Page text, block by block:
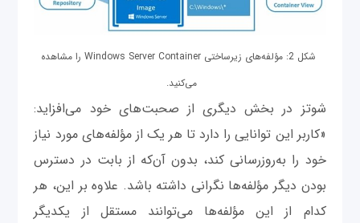
شکل 2: مؤلفه‌های زیرساختی Windows Server Container را مشاهده
می‌کنید.
شوتز در بخش دیگری از صحبت‌های خود می‌افزاید:
«کاربر این ‌توانایی را دارد تا هر یک از مؤلفه‌های مورد نیاز
خود را به‌روزرسانی کند، بدون آن‌که از بابت در دسترس
بودن دیگر مؤلفه‌ها نگرانی داشته باشد. علاوه بر این، هر
کدام از این مؤلفه‌ها می‌توانند مستقل از یکدیگر